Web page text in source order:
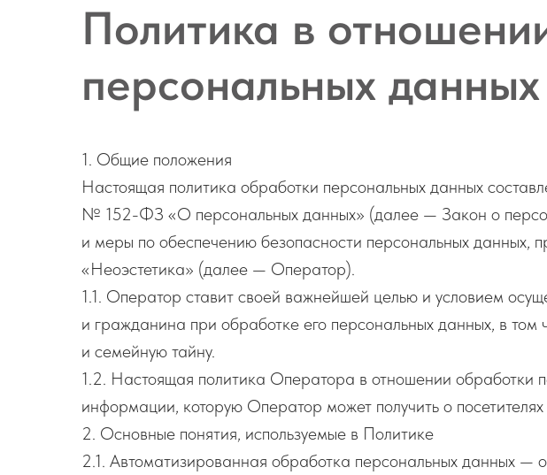
Политика в
персональных данных
1. Общие положения
Настоящая политика обработки персональных данных
№ 152-ФЗ «О персональных данных» (далее — Закон о
и меры по обеспечению безопасности персональных данных,
«Неоэстетика» (далее — Оператор).
1.1. Оператор ставит своей важнейшей целью и условием
и гражданина при обработке его персональных данных, в
и семейную тайну.
1.2. Настоящая политика Оператора в отношении обработки
информации, которую Оператор может получить о
2. Основные понятия, используемые в Политике
2.1. Автоматизированная обработка персональных данных —